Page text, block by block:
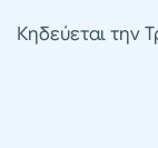
Κηδεύεται την